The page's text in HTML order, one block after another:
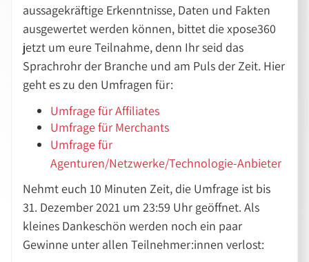
aussagekräftige Erkenntnisse, Daten und Fakten
ausgewertet werden können, bittet die xpose360
jetzt um eure Teilnahme, denn Ihr seid das
Sprachrohr der Branche und am Puls der Zeit. Hier
geht es zu den Umfragen für:
Umfrage für Affiliates
Umfrage für Merchants
Umfrage für
Agenturen/Netzwerke/Technologie-Anbieter
Nehmt euch 10 Minuten Zeit, die Umfrage ist bis
31. Dezember 2021 um 23:59 Uhr geöffnet. Als
kleines Dankeschön werden noch ein paar
Gewinne unter allen Teilnehmer:innen verlost: